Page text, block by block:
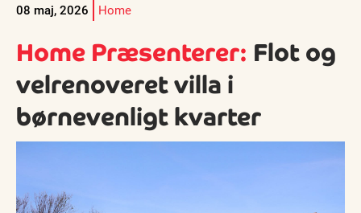
08 maj, 2026
Home
Home Præsenterer: Flot og
velrenoveret villa i
børnevenligt kvarter